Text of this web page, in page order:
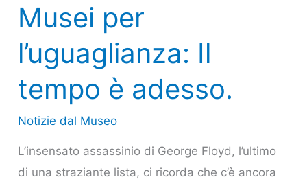
Musei per
l’uguaglianza: Il
tempo è adesso.
Notizie dal Museo
L’insensato assassinio di George Floyd, l’ultimo
di una straziante lista, ci ricorda che c’è ancora
Musei
per
l’uguaglianza:
tempo
è